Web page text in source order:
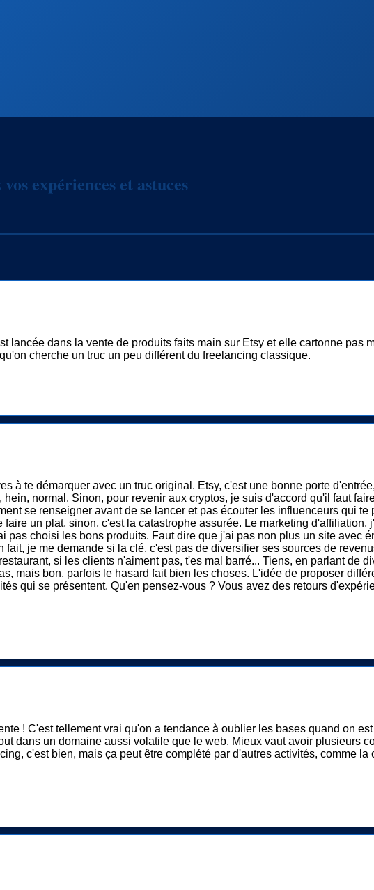
expériences et astuces
lancée dans la vente de produits faits main sur Etsy et elle cartonne pas
cherche un truc un peu différent du freelancing classique.
à te démarquer avec un truc original. Etsy, c'est une bonne porte
normal. Sinon, pour revenir aux cryptos, je suis d'accord qu'il faut
se renseigner avant de se lancer et pas écouter les influenceurs qui te
un plat, sinon, c'est la catastrophe assurée. Le marketing d'affiliation,
choisi les bons produits. Faut dire que j'ai pas non plus un site avec
je me demande si la clé, c'est pas de diversifier ses sources de
si les clients n'aiment pas, t'es mal barré... Tiens, en parlant de
mais bon, parfois le hasard fait bien les choses. L'idée de proposer
qui se présentent. Qu'en pensez-vous ? Vous avez des retours
! C'est tellement vrai qu'on a tendance à oublier les bases quand on
dans un domaine aussi volatile que le web. Mieux vaut avoir plusieurs
c'est bien, mais ça peut être complété par d'autres activités, comme